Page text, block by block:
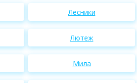
Лесники
Лютеж
Мила